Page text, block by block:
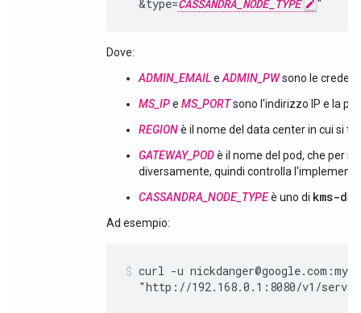
  &type=
CASSANDRA_NODE_TYPE "
Dove:
ADMIN_EMAILe ADMIN_PWsono le
MS_IPe MS_PORTsono l'indirizzo IP e la
REGIONè il nome del data center in cui si
GATEWAY_PODè il nome del pod, che per
diversamente, quindi controlla
CASSANDRA_NODE_TYPEè uno di kms-
Ad esempio:
curl -u
"http://192.168.0.1:8080/v1/